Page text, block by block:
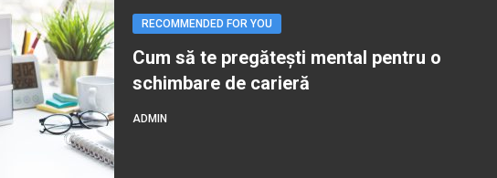
RECOMMENDED FOR YOU
Cum să te pregătești mental pentru o
schimbare de carieră
ADMIN